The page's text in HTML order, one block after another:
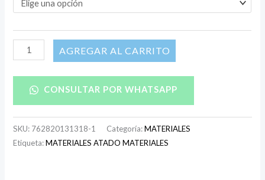
AÑADIR AL CARRITO
CONSULTAR POR WHATSAPP
SKU: 762820131318-1 Categoría:MATERIALES
Etiqueta:MATERIALES ATADO MATERIALES